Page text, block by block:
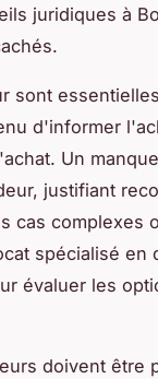
juridiques à
sont
d'informer
Un
justifiant
cas complexes
spécialisé en
évaluer les
doivent être